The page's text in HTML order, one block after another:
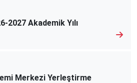
2027 Akademik Yılı
Merkezi Yerleştirme